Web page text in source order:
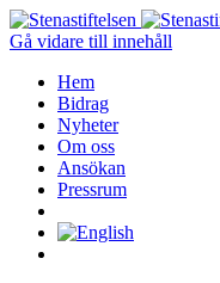
Gå vidare till innehåll
Hem
Bidrag
Nyheter
Om oss
Ansökan
Pressrum